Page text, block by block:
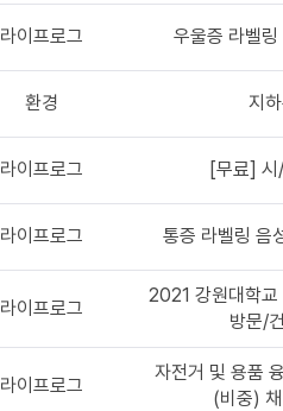
라이프로그 우울증 라벨
환경 지
라이프로그 [무료] 시
라이프로그 통증 라벨링 음
라이프로그
2021 강원대학교
방문/
라이프로그
자전거 및 용품
(비중)